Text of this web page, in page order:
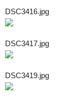
DSC3416.jpg
DSC3417.jpg
DSC3419.jpg